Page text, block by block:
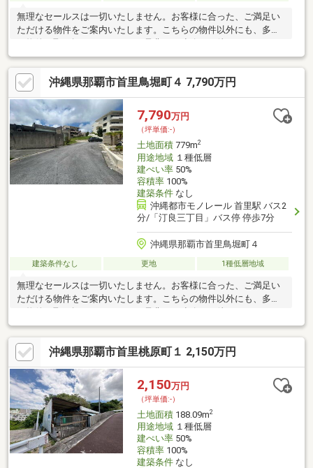
無理なセールスは一切いたしません。お客様に合った、ご満足い
ただける物件をご案内いたします。こちらの物件以外にも、多数
の物件を取り扱っております。是非、ご連絡をお待ちしておりま
す！協定通路面積：約５７．９㎡※建築条件なし。※敷地内に水路
があります。※お好きなプランで建築後に、宅地への地目変更が
可能になります。
沖縄県那覇市首里鳥堀町４ 7,790万円
7,790万円
（坪単価:-）
土地面積779m2
用途地域１種低層
建ぺい率50%
容積率100%
建築条件なし
沖縄都市モノレール 首里駅 バス2
分/「汀良三丁目」バス停 停歩7分
沖縄県那覇市首里鳥堀町４
建築条件なし 更地 1種低層地域
無理なセールスは一切いたしません。お客様に合った、ご満足い
ただける物件をご案内いたします。こちらの物件以外にも、多数
の物件を取り扱っております。是非、ご連絡をお待ちしておりま
す！協定通路面積：約５７．９㎡※建築条件なし。※敷地内に水路
があります。※お好きなプランで建築後に、宅地への地目変更が
可能になります。
沖縄県那覇市首里桃原町１ 2,150万円
2,150万円
（坪単価:-）
土地面積188.09m2
用途地域１種低層
建ぺい率50%
容積率100%
建築条件なし